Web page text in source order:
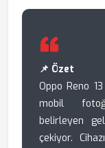
📌 Özet
Oppo Reno
mobil
belirleyen
çekiyor.